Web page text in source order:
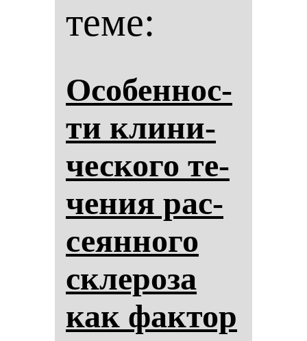
теме:
Осо­бен­нос­
ти кли­ни­
чес­ко­го те­
че­ния рас­
се­ян­но­го
скле­ро­за
как фак­тор